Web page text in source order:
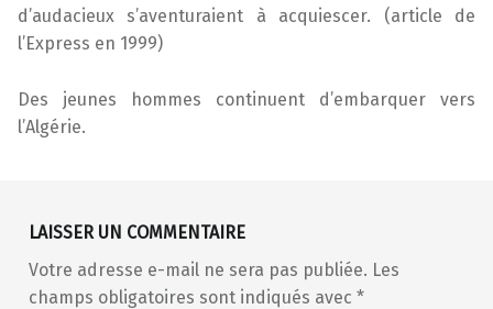
d’audacieux s’aventuraient à acquiescer. (article de
l’Express en 1999)
Des jeunes hommes continuent d’embarquer vers
l’Algérie.
Skip back to main navigation
LAISSER UN COMMENTAIRE
Votre adresse e-mail ne sera pas publiée. Les
champs obligatoires sont indiqués avec *